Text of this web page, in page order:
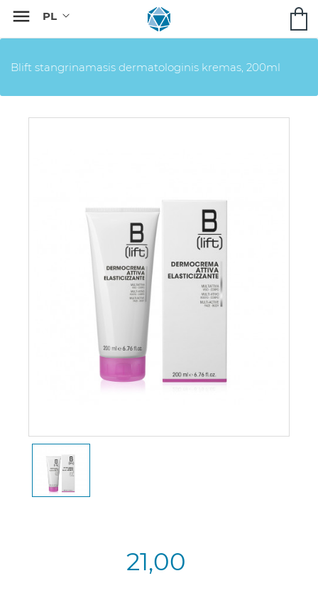

Blift stangrinamasis dermatologinis kremas, 200ml
21,00